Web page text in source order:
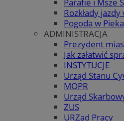
Rozkłady
Pogoda w
ADMINISTRACJA
Prezydent
Jak załatwić
INSTYTUCJE
Urząd Stanu
MOPR
Urząd
ZUS
URZąd Pracy